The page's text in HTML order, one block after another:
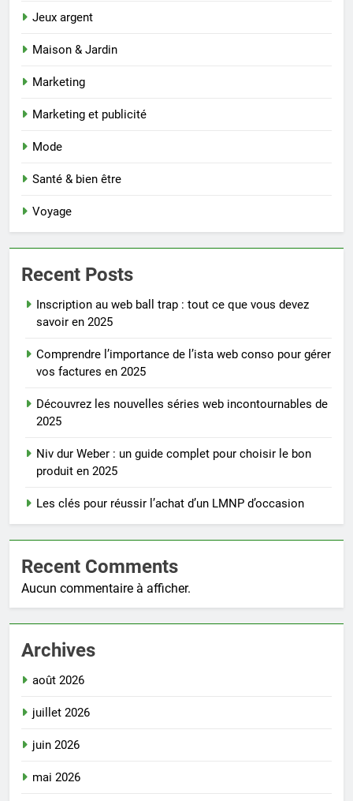
Jeux argent
Maison & Jardin
Marketing
Marketing et publicité
Mode
Santé & bien être
Voyage
Recent Posts
Inscription au web ball trap : tout ce que vous devez
savoir en 2025
Comprendre l’importance de l’ista web conso pour gérer
vos factures en 2025
Découvrez les nouvelles séries web incontournables de
2025
Niv dur Weber : un guide complet pour choisir le bon
produit en 2025
Les clés pour réussir l’achat d’un LMNP d’occasion
Recent Comments
Aucun commentaire à afficher.
Archives
août 2026
juillet 2026
juin 2026
mai 2026